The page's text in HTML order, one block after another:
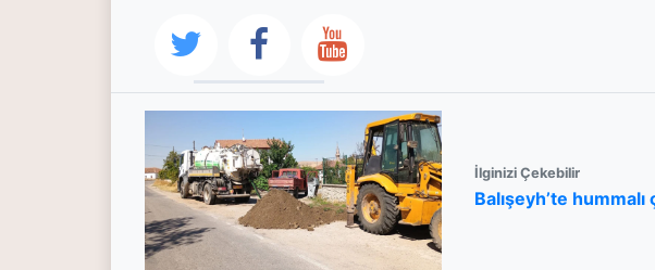
İlginizi Çekebilir
Balışeyh’te